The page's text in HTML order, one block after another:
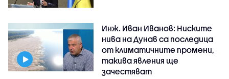
Инж. Иван Иванов: Ниските
нива на Дунав са последица
от климатичните промени,
такива явления ще
зачестяват